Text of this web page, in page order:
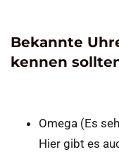
Bekannte
kennen
Omega (Es
Hier gibt es